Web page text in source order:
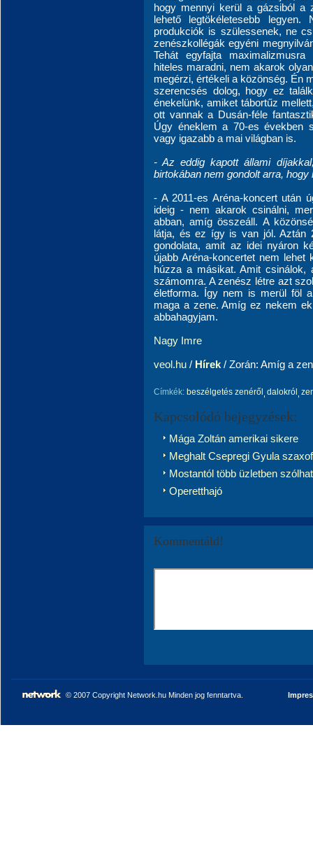
hogy mennyi kerül a gázsiból a
lehető legtökéletesebb
produkciók is szülessenek, ne
zenészkollégák egyéni
Tehát egyfajta
hiteles maradni, nem akarok
megérzi, értékeli a közönség. Én
szerencsés dolog, hogy ez
énekelünk, amiket tábortűz
ott vannak a Dusán-féle
Úgy éneklem a 70-es években
vagy igazabb a mai világban is.
- Az eddig kapott állami
birtokában nem gondolt arra,
- A 2011-es Aréna-koncert után
ideig - nem akarok csinálni,
abban, amíg összeáll. A
látja, és ez így is van jól. Aztán
gondolata, amit az idei nyáron
újabb Aréna-koncertet nem
húzza a másikat. Amit csinálok,
számomra. A zenész létre azt
életforma. Így nem is merül föl
maga a zene. Amíg ez nekem
abbahagyjam.
Nagy Imre
veol.hu / Hírek / Zorán: Amíg a
Címkék: beszélgetés zenéről dalokról
Kapcsolódó bejegyzések:
Mága Zoltán amerikai sikere
Meghalt Csepregi Gyula
Mostantól több üzletben
Operetthajó
Kommentáld!
© 2007 Copyright Network.hu Minden jog fenntartva.